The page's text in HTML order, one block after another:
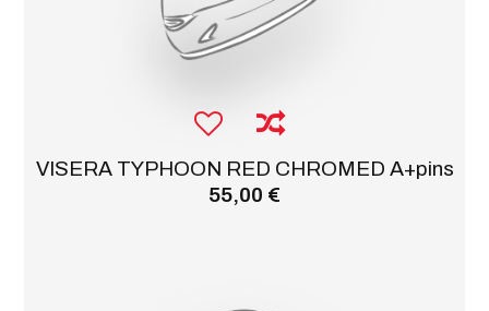
VISERA TYPHOON RED CHROMED A+pins
55,00 €